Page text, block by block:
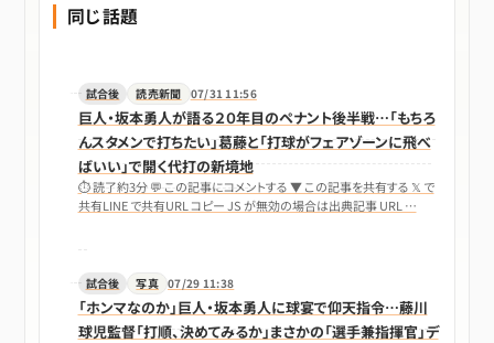
同じ話題
試合後 読売新聞 07/31 11:56
巨人・坂本勇人が語る２０年目のペナント後半戦…「もちろ
んスタメンで打ちたい」葛藤と「打球がフェアゾーンに飛べ
ばいい」で開く代打の新境地
⏱ 読了約3分 💬 この記事にコメントする ▼ この記事を共有する 𝕏 で
共有LINE で共有URL コピー JS が無効の場合は出典記事 URL …
試合後 写真 07/29 11:38
「ホンマなのか」巨人・坂本勇人に球宴で仰天指令…藤川
球児監督「打順、決めてみるか」まさかの「選手兼指揮官」デ